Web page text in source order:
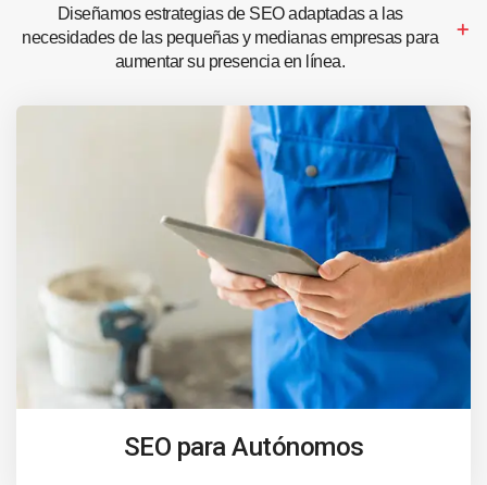
Diseñamos estrategias de SEO adaptadas a las
necesidades de las pequeñas y medianas empresas para
aumentar su presencia en línea.
SEO para Autónomos